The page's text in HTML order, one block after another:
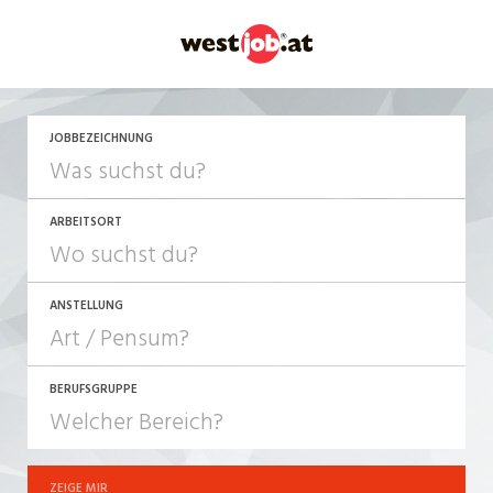
JOBBEZEICHNUNG
ARBEITSORT
ANSTELLUNG
JOB-TYP
Festanstellung
BERUFSGRUPPE
ZEIGE MIR